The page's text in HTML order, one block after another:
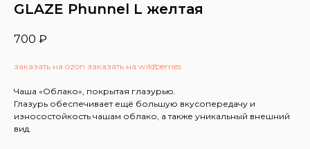
GLAZE Phunnel L желтая
700 ₽
заказать на ozon заказать на wildberries
Чаша «Облако», покрытая глазурью.
Глазурь обеспечивает ещё большую вкусопередачу и
износостойкость чашам облако, а также уникальный внешний
вид.